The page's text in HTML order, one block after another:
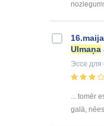
16.maija
Ulmaņa
Эссе для
... tomēr
galā,